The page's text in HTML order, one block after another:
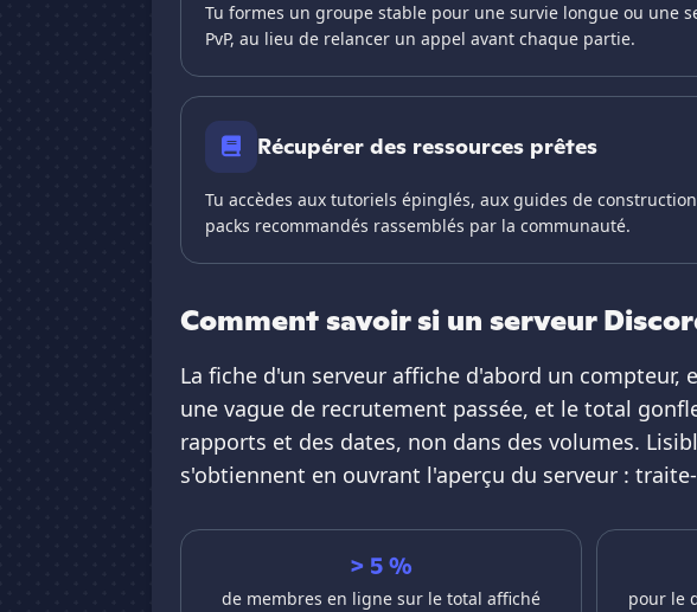
Tu formes un groupe stable pour une survie longue ou une
PvP, au lieu de relancer un appel avant chaque partie.
Récupérer des ressources prêtes
Tu accèdes aux tutoriels épinglés, aux guides de
packs recommandés rassemblés par la communauté.
Comment savoir si un serveur
La fiche d'un serveur affiche d'abord un
une vague de recrutement passée, et le total
rapports et des dates, non dans des volumes.
s'obtiennent en ouvrant l'aperçu du serveur :
> 5 %
de membres en ligne sur le total affiché pour le